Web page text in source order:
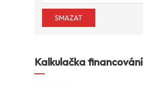
SMAZAT
Kalkulačka financování